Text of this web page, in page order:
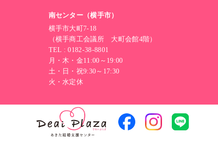
南センター（横手市）
横手市大町7-18
（横手商工会議所 大町会館4階）
TEL : 0182-38-8801
月・木・金11:00～19:00
土・日・祝9:30～17:30
火・水定休